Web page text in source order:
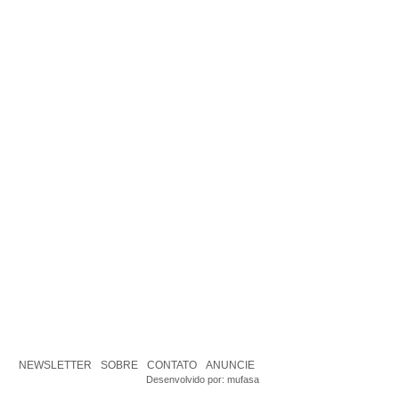
NEWSLETTER SOBRE CONTATO ANUNCIE
Desenvolvido por: mufasa